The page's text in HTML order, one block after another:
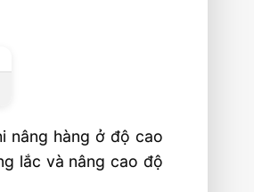
nâng hàng ở độ cao
lắc và nâng cao độ